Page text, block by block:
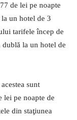
de lei pe noapte
un hotel de 3
tarifele încep de
dublă la un hotel de
sunt
lei pe noapte de
din staţiunea